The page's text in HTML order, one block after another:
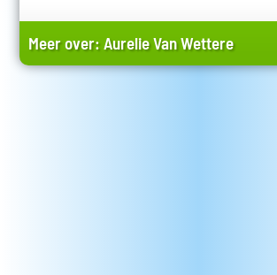
Meer over:Aurelie Van Wettere